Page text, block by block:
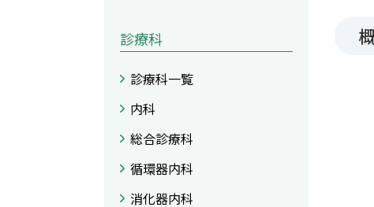
診療科
診療科一覧
内科
総合診療科
循環器内科
消化器内科